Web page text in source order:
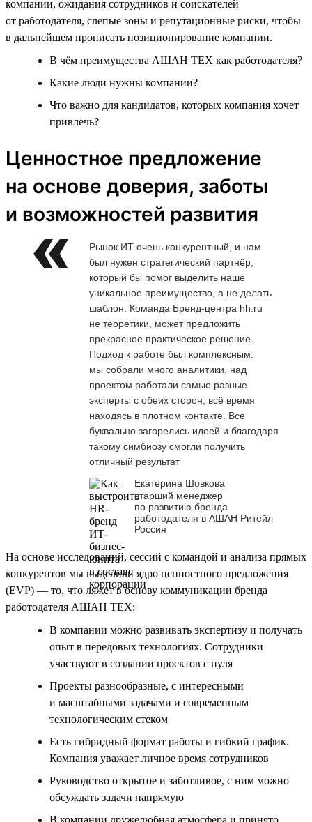
компании, ожидания сотрудников и соискателей
от работодателя, слепые зоны и репутационные риски, чтобы
в дальнейшем прописать позиционирование компании.
В чём преимущества АШАН ТЕХ как работодателя?
Какие люди нужны компании?
Что важно для кандидатов, которых компания хочет
привлечь?
Ценностное предложение
на основе доверия, заботы
и возможностей развития
Рынок ИТ очень конкурентный, и нам
был нужен стратегический партнёр,
который бы помог выделить наше
уникальное преимущество, а не делать
шаблон. Команда Бренд-центра hh.ru
не теоретики, может предложить
прекрасное практическое решение.
Подход к работе был комплексным:
мы собрали много аналитики, над
проектом работали самые разные
эксперты с обеих сторон, всё время
находясь в плотном контакте. Все
буквально загорелись идеей и благодаря
такому симбиозу смогли получить
отличный результат
Екатерина Шовкова
старший менеджер
по развитию бренда
работодателя в АШАН Ритейл
Россия
На основе исследований, сессий с командой и анализа прямых
конкурентов мы выделили ядро ценностного предложения
(EVP) — то, что ляжет в основу коммуникации бренда
работодателя АШАН ТЕХ:
В компании можно развивать экспертизу и получать
опыт в передовых технологиях. Сотрудники
участвуют в создании проектов с нуля
Проекты разнообразные, с интересными
и масштабными задачами и современным
технологическим стеком
Есть гибридный формат работы и гибкий график.
Компания уважает личное время сотрудников
Руководство открытое и заботливое, с ним можно
обсуждать задачи напрямую
В компании дружелюбная атмосфера и принято